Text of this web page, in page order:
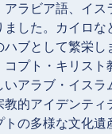
ラビア語、イス
した。カイロな
ブとして繁栄し
プト・キリスト
いアラブ・イスラ
的アイデンティ
の多様な文化遺